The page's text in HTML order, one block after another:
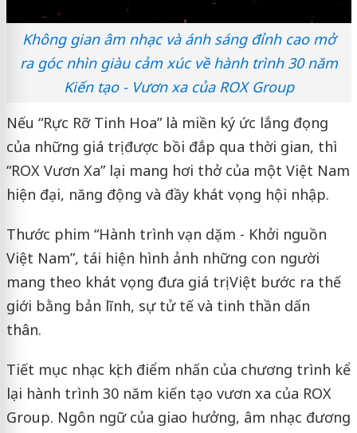
Không gian âm nhạc và ánh sáng đỉnh cao mở
ra góc nhìn giàu cảm xúc về hành trình 30 năm
Kiến tạo - Vươn xa của ROX Group
Nếu “Rực Rỡ Tinh Hoa” là miền ký ức lắng đọng
của những giá trị được bồi đắp qua thời gian, thì
“ROX Vươn Xa” lại mang hơi thở của một Việt Nam
hiện đại, năng động và đầy khát vọng hội nhập.
Thước phim “Hành trình vạn dặm - Khởi nguồn
Việt Nam”, tái hiện hình ảnh những con người
mang theo khát vọng đưa giá trị Việt bước ra thế
giới bằng bản lĩnh, sự tử tế và tinh thần dấn
thân.
Tiết mục nhạc kịch điểm nhấn của chương trình kể
lại hành trình 30 năm kiến tạo vươn xa của ROX
Group. Ngôn ngữ của giao hưởng, âm nhạc đương